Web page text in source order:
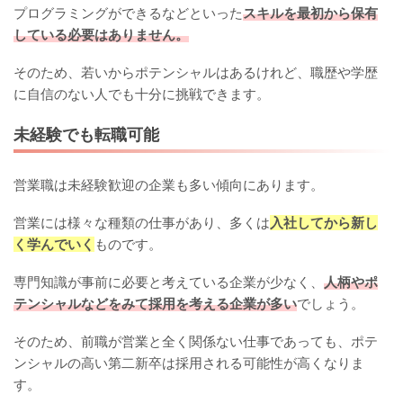
プログラミングができるなどといったスキルを最初から保有
している必要はありません。
そのため、若いからポテンシャルはあるけれど、職歴や学歴
に自信のない人でも十分に挑戦できます。
未経験でも転職可能
営業職は未経験歓迎の企業も多い傾向にあります。
営業には様々な種類の仕事があり、多くは 入社してから新し
く学んでいく ものです。
専門知識が事前に必要と考えている企業が少なく、 人柄やポ
テンシャルなどをみて採用を考える企業が多いでしょう。
そのため、前職が営業と全く関係ない仕事であっても、ポテ
ンシャルの高い第二新卒は採用される可能性が高くなりま
す。